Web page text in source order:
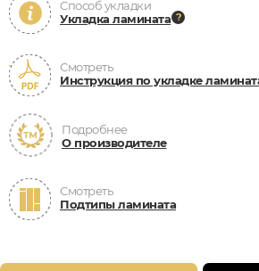
Способ укладки
Укладка ламината
Смотреть
Инструкция по укладке
Подробнее
О производителе
Смотреть
Подтипы ламината